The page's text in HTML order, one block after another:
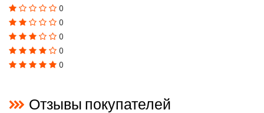
0
0
0
0
0
Отзывы покупателей